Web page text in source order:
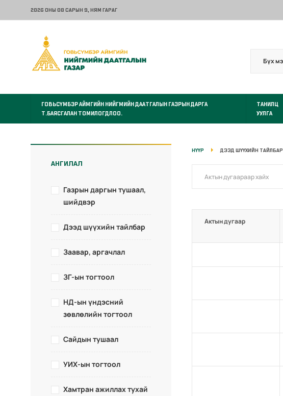
2026 ОНЫ 08 САРЫН 9, НЯМ ГАРАГ
ГОВЬСҮМБЭР АЙМГИЙН НИЙГМИЙН ДААТГАЛЫН ГАЗРЫН ДАРГА
Т.БАЯСГАЛАН ТОМИЛОГДЛОО.
ТАНИЛЦ
УУЛГА
АНГИЛАЛ
Газрын даргын тушаал,
шийдвэр
Дээд шүүхийн тайлбар
Заавар, аргачлал
ЗГ-ын тогтоол
НД-ын үндэсний
зөвлөлийн тогтоол
Сайдын тушаал
УИХ-ын тогтоол
Хамтран ажиллах тухай
НҮҮР ДЭЭД ШҮҮХИЙН ТАЙЛБАР
Актын дугаар